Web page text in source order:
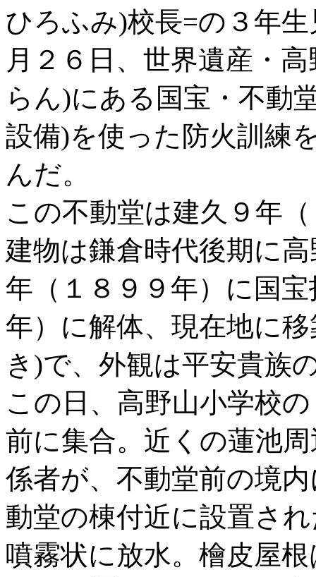
ひろふみ)校長=の３年
月２６日、世界遺産・
らん)にある国宝・不動
設備)を使った防火訓練
んだ。
この不動堂は建久９年
建物は鎌倉時代後期に
年（１８９９年）に国
年）に解体、現在地に
き)で、外観は平安貴族
この日、高野山小学校
前に集合。近くの蓮池
係者が、不動堂前の境
動堂の棟付近に設置さ
噴霧状に放水。檜皮屋